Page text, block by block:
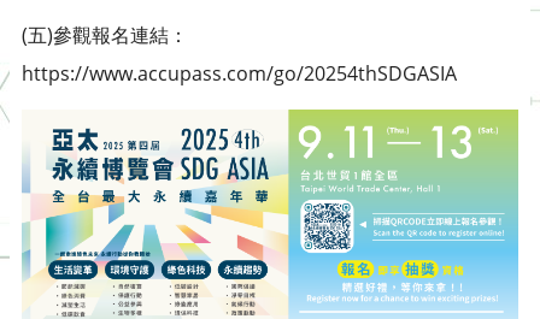
(五)參觀報名連結：
https://www.accupass.com/go/20254thSDGASIA